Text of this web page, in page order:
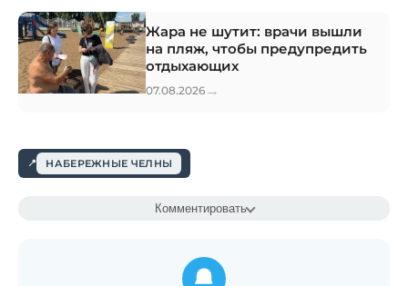
Жара не шутит: врачи вышли
на пляж, чтобы предупредить
отдыхающих
07.08.2026 →
НАБЕРЕЖНЫЕ ЧЕЛНЫ
Комментировать